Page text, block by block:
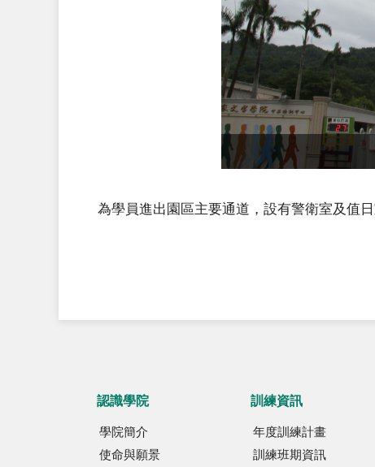
為學員進出園區主要通道，設有警衛室及值
認識學院
學院簡介
使命與願景
訓練資訊
年度訓練計畫
訓練班期資訊